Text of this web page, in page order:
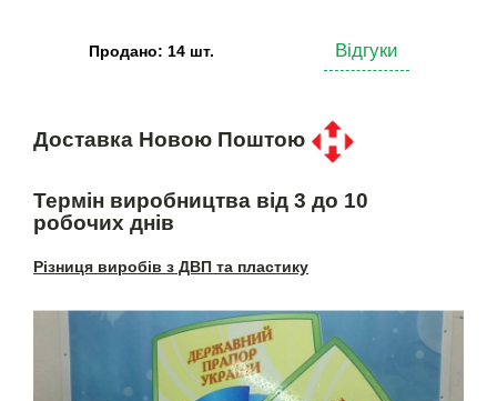
Продано: 14 шт. Відгуки
Доставка Новою Поштою
Термін виробництва від 3 до 10
робочих днів
Різниця виробів з ДВП та пластику